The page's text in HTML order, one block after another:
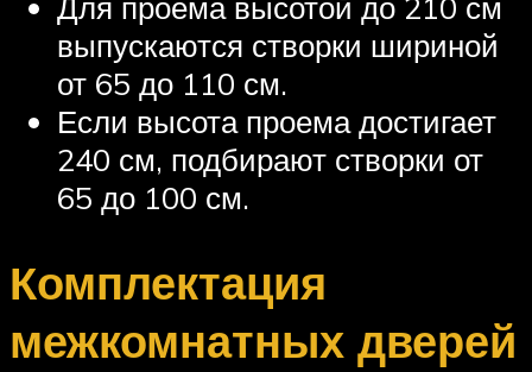
выпускаются створки шириной
от 65 до 110 см.
Если высота проема достигает
240 см, подбирают створки от
65 до 100 см.
Комплектация
межкомнатных дверей